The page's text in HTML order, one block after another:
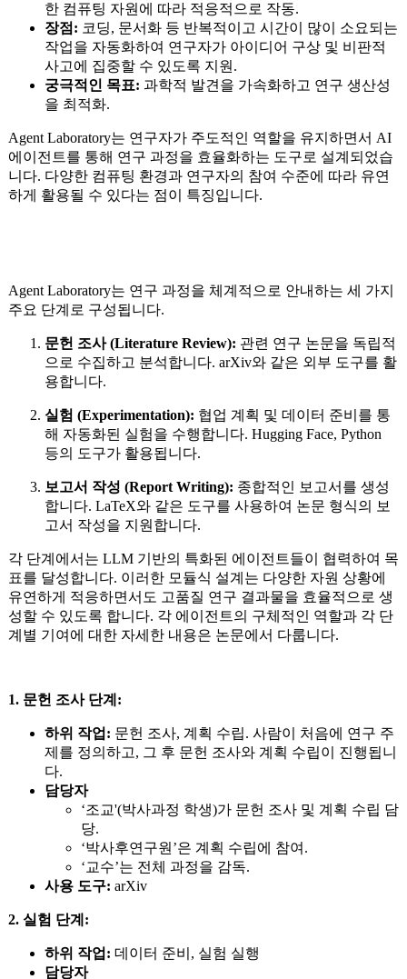
한 컴퓨팅 자원에 따라 적응적으로 작동.
장점: 코딩, 문서화 등 반복적이고 시간이 많이 소요되는
작업을 자동화하여 연구자가 아이디어 구상 및 비판적
사고에 집중할 수 있도록 지원.
궁극적인 목표: 과학적 발견을 가속화하고 연구 생산성
을 최적화.
Agent Laboratory는 연구자가 주도적인 역할을 유지하면서 AI
에이전트를 통해 연구 과정을 효율화하는 도구로 설계되었습
니다. 다양한 컴퓨팅 환경과 연구자의 참여 수준에 따라 유연
하게 활용될 수 있다는 점이 특징입니다.
Agent Laboratory는 연구 과정을 체계적으로 안내하는 세 가지
주요 단계로 구성됩니다.
문헌 조사 (Literature Review): 관련 연구 논문을 독립적
으로 수집하고 분석합니다. arXiv와 같은 외부 도구를 활
용합니다.
실험 (Experimentation): 협업 계획 및 데이터 준비를 통
해 자동화된 실험을 수행합니다. Hugging Face, Python
등의 도구가 활용됩니다.
보고서 작성 (Report Writing): 종합적인 보고서를 생성
합니다. LaTeX와 같은 도구를 사용하여 논문 형식의 보
고서 작성을 지원합니다.
각 단계에서는 LLM 기반의 특화된 에이전트들이 협력하여 목
표를 달성합니다. 이러한 모듈식 설계는 다양한 자원 상황에
유연하게 적응하면서도 고품질 연구 결과물을 효율적으로 생
성할 수 있도록 합니다. 각 에이전트의 구체적인 역할과 각 단
계별 기여에 대한 자세한 내용은 논문에서 다룹니다.
1. 문헌 조사 단계:
하위 작업: 문헌 조사, 계획 수립. 사람이 처음에 연구 주
제를 정의하고, 그 후 문헌 조사와 계획 수립이 진행됩니
다.
담당자
‘조교'(박사과정 학생)가 문헌 조사 및 계획 수립 담
당.
‘박사후연구원’은 계획 수립에 참여.
‘교수’는 전체 과정을 감독.
사용 도구: arXiv
2. 실험 단계:
하위 작업: 데이터 준비, 실험 실행
담당자